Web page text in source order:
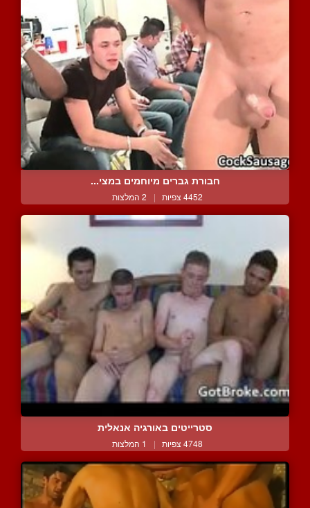
חבורת גברים מיוחמים במצי...
4452 צפיות | 2 המלצות
סטרייטים באורגיה אנאלית
4748 צפיות | 1 המלצות